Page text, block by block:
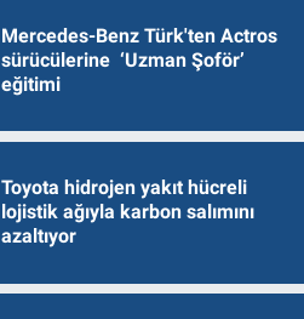
Mercedes-Benz Türk'ten Actros
sürücülerine ‘Uzman Şoför’
eğitimi
Toyota hidrojen yakıt hücreli
lojistik ağıyla karbon salımını
azaltıyor